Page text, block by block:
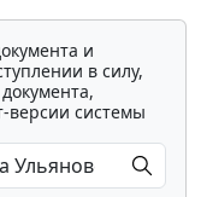
и
в силу,
версии системы